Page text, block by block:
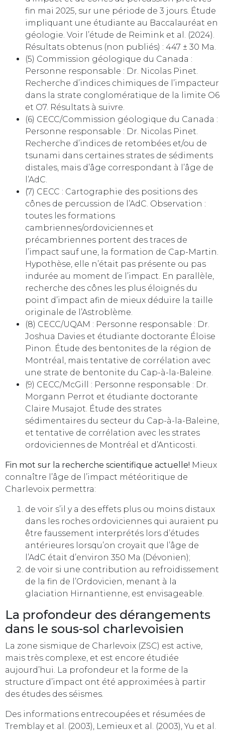
fin mai 2025, sur une période de 3 jours. Étude
impliquant une étudiante au Baccalauréat en
géologie. Voir l’étude de Reimink et al. (2024).
Résultats obtenus (non publiés) : 447 ± 30 Ma.
(5) Commission géologique du Canada :
Personne responsable : Dr. Nicolas Pinet.
Recherche d’indices chimiques de l’impacteur
dans la strate conglomératique de la limite O6
et O7. Résultats à suivre.
(6) CECC/Commission géologique du Canada :
Personne responsable : Dr. Nicolas Pinet.
Recherche d’indices de retombées et/ou de
tsunami dans certaines strates de sédiments
distales, mais d’âge correspondant à l’âge de
l’AdC.
(7) CECC : Cartographie des positions des
cônes de percussion de l’AdC. Observation :
toutes les formations
cambriennes/ordoviciennes et
précambriennes portent des traces de
l’impact sauf une, la formation de Cap-Martin.
Hypothèse, elle n’était pas présente ou pas
indurée au moment de l’impact. En parallèle,
recherche des cônes les plus éloignés du
point d’impact afin de mieux déduire la taille
originale de l’Astroblème.
(8) CECC/UQAM : Personne responsable : Dr.
Joshua Davies et étudiante doctorante Éloïse
Pinon. Étude des bentonites de la région de
Montréal, mais tentative de corrélation avec
une strate de bentonite du Cap-à-la-Baleine.
(9) CECC/McGill : Personne responsable : Dr.
Morgann Perrot et étudiante doctorante
Claire Musajot. Étude des strates
sédimentaires du secteur du Cap-à-la-Baleine,
et tentative de corrélation avec les strates
ordoviciennes de Montréal et d’Anticosti.
Fin mot sur la recherche scientifique actuelle! Mieux
connaître l’âge de l’impact météoritique de
Charlevoix permettra:
de voir s’il y a des effets plus ou moins distaux
dans les roches ordoviciennes qui auraient pu
être faussement interprétés lors d’études
antérieures lorsqu’on croyait que l’âge de
l’AdC était d’environ 350 Ma (Dévonien);
de voir si une contribution au refroidissement
de la fin de l’Ordovicien, menant à la
glaciation Hirnantienne, est envisageable.
La profondeur des dérangements
dans le sous-sol charlevoisien
La zone sismique de Charlevoix (ZSC) est active,
mais très complexe, et est encore étudiée
aujourd’hui. La profondeur et la forme de la
structure d’impact ont été approximées à partir
des études des séismes.
Des informations entrecoupées et résumées de
Tremblay et al. (2003), Lemieux et al. (2003), Yu et al.